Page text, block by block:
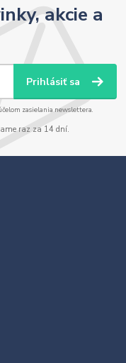
akcie a
Prihlásiť sa
zasielania newslettera.
raz za 14 dní.